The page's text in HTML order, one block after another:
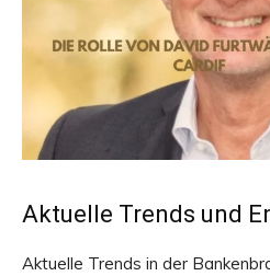
Aktuelle Trends und
Aktuelle Trends in der